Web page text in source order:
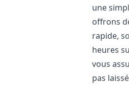
une
offrons
rapide,
heures
vous
pas